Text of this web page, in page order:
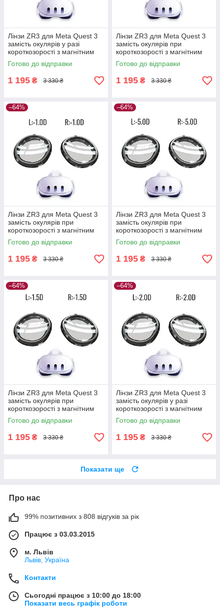
Лінзи ZR3 для Meta Quest 3
замість окулярів у разі
короткозорості з магнітним
кріпленням, Anti Blue —
L:-6.0D R:-6.0D
Готово до відправки
1 195 ₴ 3 330 ₴
Лінзи ZR3 для Meta Quest 3
замість окулярів при
короткозорості з магнітним
кріпленням, Anti Blue —
L:-3.0D R:-3.0D
Готово до відправки
1 195 ₴ 3 330 ₴
–64%
Лінзи ZR3 для Meta Quest 3
замість окулярів при
короткозорості з магнітним
кріпленням, Anti Blue —
L:-1.0D R:-1.0D
Готово до відправки
1 195 ₴ 3 330 ₴
–64%
Лінзи ZR3 для Meta Quest 3
замість окулярів при
короткозорості з магнітним
кріпленням, Anti Blue —
L:-5.0D R:-5.0D
Готово до відправки
1 195 ₴ 3 330 ₴
–64%
Лінзи ZR3 для Meta Quest 3
замість окулярів при
короткозорості з магнітним
кріпленням, Anti Blue —
L:-1.5D R:-1.5D
Готово до відправки
1 195 ₴ 3 330 ₴
–64%
Лінзи ZR3 для Meta Quest 3
замість окулярів у разі
короткозорості з магнітним
кріпленням, Anti Blue —
L:-2.0D R:-2.0D
Готово до відправки
1 195 ₴ 3 330 ₴
Показати ще
Про нас
99% позитивних з 808 відгуків за рік
Працює з 03.03.2015
м. Львів
Львів, Україна
Контакти
Сьогодні працює з 10:00 до 18:00
Показати весь графік роботи